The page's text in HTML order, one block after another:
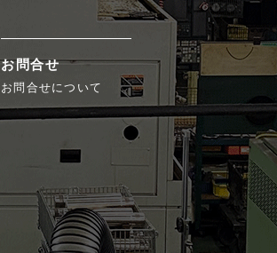
お問合せ
お問合せについて